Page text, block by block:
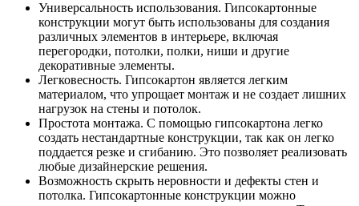
Универсальность использования. Гипсокартонные
конструкции могут быть использованы для создания
различных элементов в интерьере, включая
перегородки, потолки, полки, ниши и другие
декоративные элементы.
Легковесность. Гипсокартон является легким
материалом, что упрощает монтаж и не создает лишних
нагрузок на стены и потолок.
Простота монтажа. С помощью гипсокартона легко
создать нестандартные конструкции, так как он легко
поддается резке и сгибанию. Это позволяет реализовать
любые дизайнерские решения.
Возможность скрыть неровности и дефекты стен и
потолка. Гипсокартонные конструкции можно